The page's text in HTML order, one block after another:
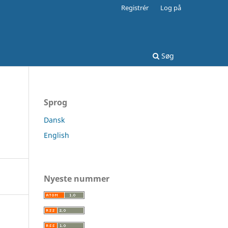
Søg
Registrér Log på
Sprog
Dansk
English
Nyeste nummer